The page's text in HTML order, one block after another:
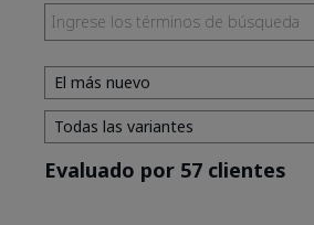
Evaluado por 57 clientes